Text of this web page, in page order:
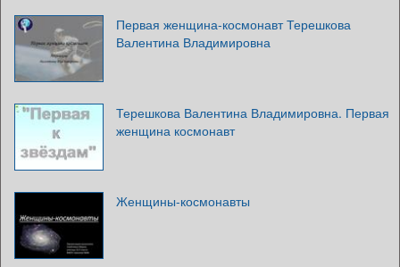
Первая женщина-космонавт Терешкова
Валентина Владимировна
Терешкова Валентина Владимировна. Первая
женщина космонавт
Женщины-космонавты